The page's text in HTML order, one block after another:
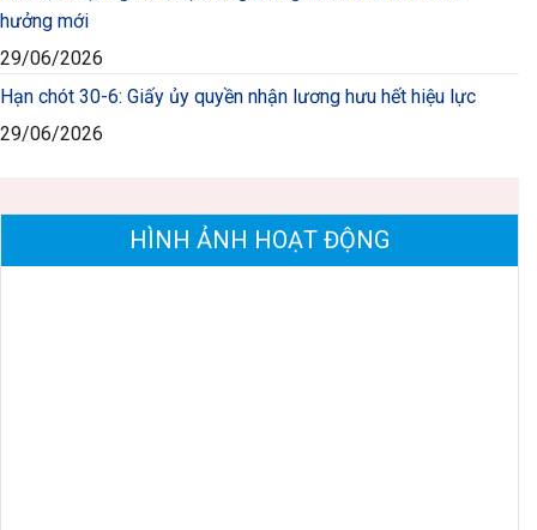
hưởng mới
29/06/2026
Hạn chót 30-6: Giấy ủy quyền nhận lương hưu hết hiệu lực
29/06/2026
HÌNH ẢNH HOẠT ĐỘNG